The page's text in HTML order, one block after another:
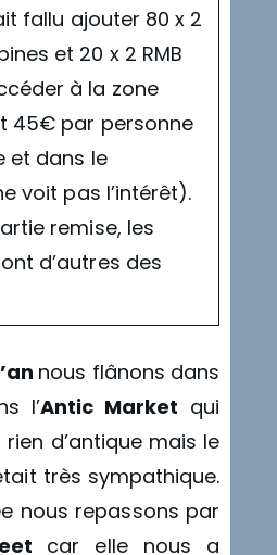
fallu ajouter 80 x 2
et 20 x 2 RMB
à la zone
45€ par personne
et dans le
voit pas l’intérêt).
remise, les
d’autres des
nous flânons dans
l’Antic Market qui
rien d’antique mais le
très sympathique.
nous repassons par
car elle nous a